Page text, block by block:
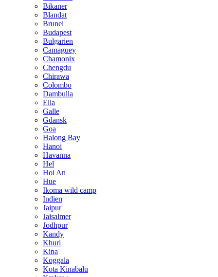
Bikaner
Blandat
Brunei
Budapest
Bulgarien
Camaguey
Chamonix
Chengdu
Chirawa
Colombo
Dambulla
Ella
Galle
Gdansk
Goa
Halong Bay
Hanoi
Havanna
Hel
Hoi An
Hue
Ikoma wild camp
Indien
Jaipur
Jaisalmer
Jodhpur
Kandy
Khuri
Kina
Koggala
Kota Kinabalu